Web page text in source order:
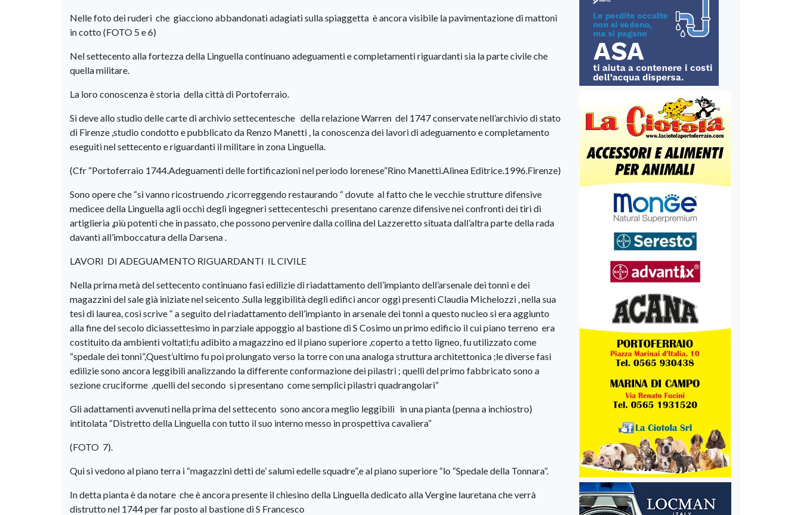
Nelle foto dei ruderi che giacciono abbandonati adagiati sulla spiaggetta è ancora visibile la pavimentazione di mattoni
in cotto (FOTO 5 e 6)
Nel settecento alla fortezza della Linguella continuano adeguamenti e completamenti riguardanti sia la parte civile che
quella militare.
La loro conoscenza è storia della città di Portoferraio.
Si deve allo studio delle carte di archivio settecentesche della relazione Warren del 1747 conservate nell’archivio di stato
di Firenze ,studio condotto e pubblicato da Renzo Manetti , la conoscenza dei lavori di adeguamento e completamento
eseguiti nel settecento e riguardanti il militare in zona Linguella.
(Cfr “Portoferraio 1744.Adeguamenti delle fortificazioni nel periodo lorenese”Rino Manetti.Alinea Editrice.1996.Firenze)
Sono opere che “si vanno ricostruendo ,ricorreggendo restaurando “ dovute al fatto che le vecchie strutture difensive
medicee della Linguella agli occhi degli ingegneri settecenteschi presentano carenze difensive nei confronti dei tiri di
artiglieria ,più potenti che in passato, che possono pervenire dalla collina del Lazzeretto situata dall’altra parte della rada
davanti all’imboccatura della Darsena .
LAVORI DI ADEGUAMENTO RIGUARDANTI IL CIVILE
Nella prima metà del settecento continuano fasi edilizie di riadattamento dell’impianto dell’arsenale dei tonni e dei
magazzini del sale già iniziate nel seicento .Sulla leggibilità degli edifici ancor oggi presenti Claudia Michelozzi , nella sua
tesi di laurea, così scrive “ a seguito del riadattamento dell’impianto in arsenale dei tonni a questo nucleo si era aggiunto
alla fine del secolo diciassettesimo in parziale appoggio al bastione di S Cosimo un primo edificio il cui piano terreno era
costituito da ambienti voltati;fu adibito a magazzino ed il piano superiore ,coperto a tetto ligneo, fu utilizzato come
“spedale dei tonni”,Quest’ultimo fu poi prolungato verso la torre con una analoga struttura architettonica ;le diverse fasi
edilizie sono ancora leggibili analizzando la differente conformazione dei pilastri ; quelli del primo fabbricato sono a
sezione cruciforme ,quelli del secondo si presentano come semplici pilastri quadrangolari”
Gli adattamenti avvenuti nella prima del settecento sono ancora meglio leggibili in una pianta (penna a inchiostro)
intitolata “Distretto della Linguella con tutto il suo interno messo in prospettiva cavaliera”
(FOTO 7).
Qui si vedono al piano terra i “magazzini detti de’ salumi edelle squadre”,e al piano superiore “lo “Spedale della Tonnara”.
In detta pianta è da notare che è ancora presente il chiesino della Linguella dedicato alla Vergine lauretana che verrà
distrutto nel 1744 per far posto al bastione di S Francesco